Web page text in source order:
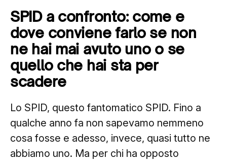
Tutti gli articoli
Chi siamo
Contatti
SPID a confronto: come e
dove conviene farlo se non
ne hai mai avuto uno o se
quello che hai sta per
scadere
Lo SPID, questo fantomatico SPID. Fino a
qualche anno fa non sapevamo nemmeno
cosa fosse e adesso, invece, quasi tutto ne
abbiamo uno. Ma per chi ha opposto